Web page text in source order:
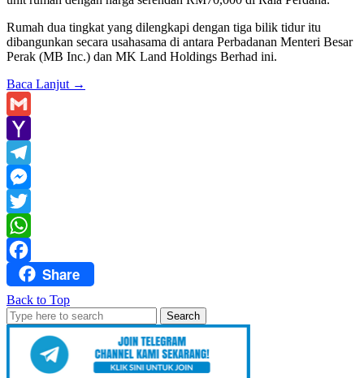
Rumah dua tingkat yang dilengkapi dengan tiga bilik tidur itu
dibangunkan secara usahasama di antara Perbadanan Menteri Besar
Perak (MB Inc.) dan MK Land Holdings Berhad ini.
Baca Lanjut →
Gmail
Yahoo
Mail
Telegram
Messenger
Twitter
WhatsApp
FacebookShare
Back to Top
Search
for: